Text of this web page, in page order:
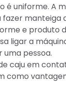
uniforme. A
manteiga
e produto
ligar a
pessoa.
caju em
como